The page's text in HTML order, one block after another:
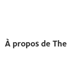
À propos de